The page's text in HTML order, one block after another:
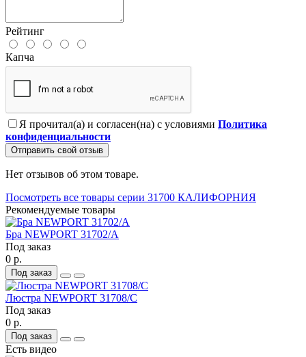
Рейтинг
Капча
Я прочитал(а) и согласен(на) с условиями Политика
конфиденциальности
Отправить свой отзыв
Нет отзывов об этом товаре.
Посмотреть все товары серии 31700 КАЛИФОРНИЯ
Рекомендуемые товары
Бра NEWPORT 31702/A
Под заказ
0 р.
Под заказ
Люстра NEWPORT 31708/C
Под заказ
0 р.
Под заказ
Есть видео